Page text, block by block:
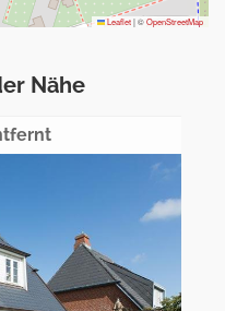
Leaflet|©OpenStreetMap
Nähe